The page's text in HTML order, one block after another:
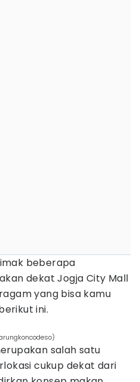
beberapa
dekat Jogja City Mall
yang bisa kamu
ini.
salah satu
cukup dekat dari